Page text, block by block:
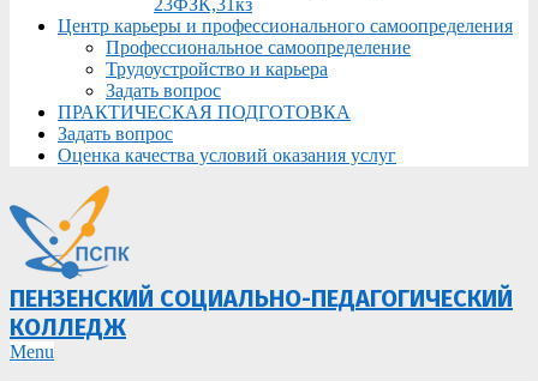
23ФЗК,31кз
Центр карьеры и профессионального самоопределения
Профессиональное самоопределение
Трудоустройство и карьера
Задать вопрос
ПРАКТИЧЕСКАЯ ПОДГОТОВКА
Задать вопрос
Оценка качества условий оказания услуг
ПЕНЗЕНСКИЙ СОЦИАЛЬНО-ПЕДАГОГИЧЕСКИЙ
КОЛЛЕДЖ
Primary
Menu